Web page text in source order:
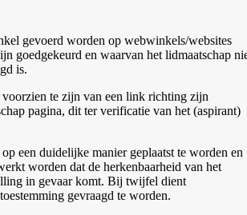
gevoerd worden op webwinkels/websites
goedgekeurd en waarvan het lidmaatschap
is.
te zijn van een link richting zijn
pagina, dit ter verificatie van het (aspirant)
een duidelijke manier geplaatst te worden en
worden dat de herkenbaarheid van het
in gevaar komt. Bij twijfel dient
gevraagd te worden.